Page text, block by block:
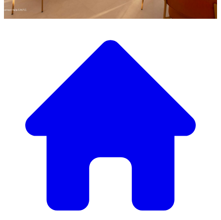
Descubra a nossa ampla seleção de mobiliário de design
Nosso Catálogo de
Mobiliário
temos tudo o que precisa para criar o ambiente perfeito.